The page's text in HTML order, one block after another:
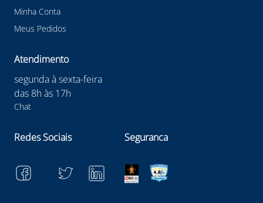
Minha Conta
Meus Pedidos
Atendimento
segunda à sexta-feira
das 8h às 17h
Chat
Redes Sociais Seguranca